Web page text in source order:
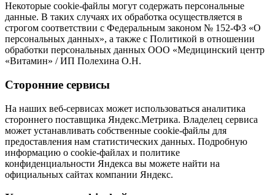
Некоторые cookie-файлы могут содержать персональные
данные. В таких случаях их обработка осуществляется в
строгом соответствии с Федеральным законом № 152-ФЗ «О
персональных данных», а также с Политикой в отношении
обработки персональных данных ООО «Медицинский центр
«Витамин» / ИП Полехина О.Н.
Сторонние сервисы
На наших веб-сервисах может использоваться аналитика
стороннего поставщика Яндекс.Метрика. Владелец сервиса
может устанавливать собственные cookie-файлы для
предоставления нам статистических данных. Подробную
информацию о cookie-файлах и политике
конфиденциальности Яндекса вы можете найти на
официальных сайтах компании Яндекс.